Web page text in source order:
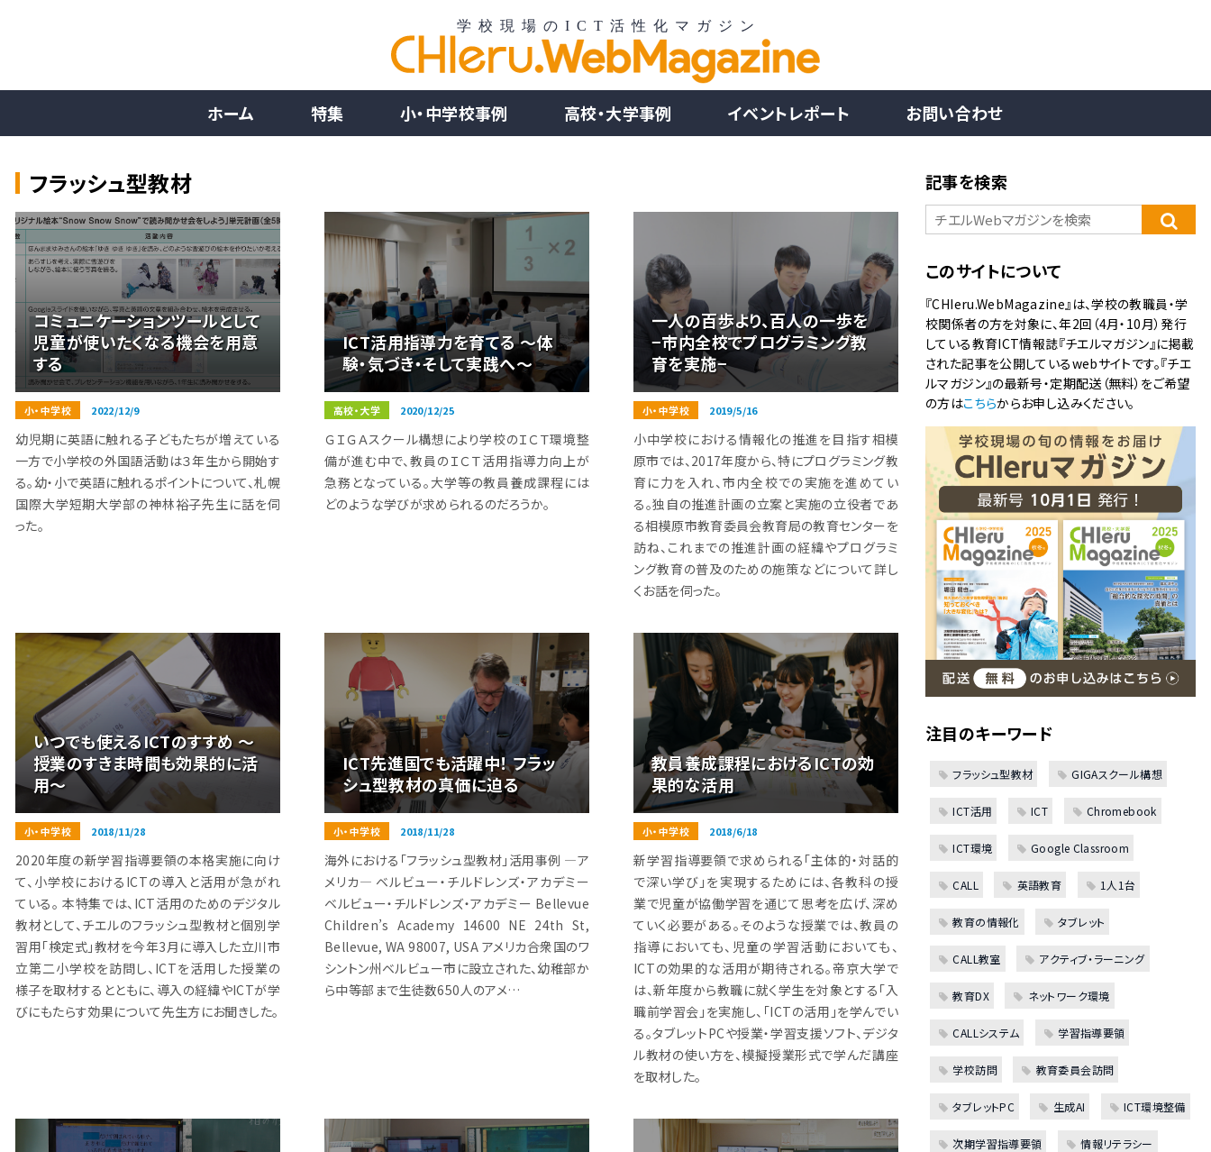
ホーム 特集 小・中学校事例 高校・大学事例 イベントレポート お問い合わせ
フラッシュ型教材
コミュニケーションツールとして
児童が使いたくなる機会を用意
する
小・中学校 2022/12/9
幼児期に英語に触れる子どもたちが増えている
一方で小学校の外国語活動は３年生から開始す
る。幼・小で英語に触れるポイントについて、札幌
国際大学短期大学部の神林裕子先生に話を伺
った。
ICT活用指導力を育てる ～体
験・気づき・そして実践へ～
高校・大学 2020/12/25
ＧＩＧＡスクール構想により学校のＩＣＴ環境整
備が進む中で、教員のＩＣＴ活用指導力向上が
急務となっている。大学等の教員養成課程には
どのような学びが求められるのだろうか。
一人の百歩より、百人の一歩を
−市内全校でプログラミング教
育を実施−
小・中学校 2019/5/16
小中学校における情報化の推進を目指す相模
原市では、2017年度から、特にプログラミング教
育に力を入れ、市内全校での実施を進めてい
る。独自の推進計画の立案と実施の立役者であ
る相模原市教育委員会教育局の教育センターを
訪ね、これまでの推進計画の経緯やプログラミ
ング教育の普及のための施策などについて詳し
くお話を伺った。
いつでも使えるICTのすすめ ～
授業のすきま時間も効果的に活
用～
小・中学校 2018/11/28
2020年度の新学習指導要領の本格実施に向け
て、小学校におけるICTの導入と活用が急がれ
ている。 本特集では、ICT活用のためのデジタル
教材として、チエルのフラッシュ型教材と個別学
習用「検定式」教材を今年3月に導入した立川市
立第二小学校を訪問し、ICTを活用した授業の
様子を取材するとともに、導入の経緯やICTが学
びにもたらす効果について先生方にお聞きした。
ICT先進国でも活躍中！ フラッ
シュ型教材の真価に迫る
小・中学校 2018/11/28
海外における「フラッシュ型教材」活用事例 ―ア
メリカ― ベルビュー・チルドレンズ・アカデミー
ベルビュー・チルドレンズ・アカデミー Bellevue
Children’s Academy 14600 NE 24th St,
Bellevue, WA 98007, USA アメリカ合衆国のワ
シントン州ベルビュー市に設立された、幼稚部か
ら中等部まで生徒数650人のアメ…
教員養成課程におけるICTの効
果的な活用
小・中学校 2018/6/18
新学習指導要領で求められる「主体的・対話的
で深い学び」を実現するためには、各教科の授
業で児童が協働学習を通じて思考を広げ、深め
ていく必要がある。そのような授業では、教員の
指導においても、児童の学習活動においても、
ICTの効果的な活用が期待される。帝京大学で
は、新年度から教職に就く学生を対象とする「入
職前学習会」を実施し、「ICTの活用」を学んでい
る。タブレットPCや授業・学習支援ソフト、デジタ
ル教材の使い方を、模擬授業形式で学んだ講座
を取材した。
記事を検索
このサイトについて
『CHIeru.WebMagazine』は、学校の教職員・学
校関係者の方を対象に、年2回（4月・10月）発行
している教育ICT情報誌『チエルマガジン』に掲載
された記事を公開しているwebサイトです。『チエ
ルマガジン』の最新号・定期配送（無料）をご希望
の方はこちらからお申し込みください。
注目のキーワード
フラッシュ型教材 GIGAスクール構想
ICT活用 ICT Chromebook
ICT環境 Google Classroom
CALL 英語教育 1人1台
教育の情報化 タブレット
CALL教室 アクティブ・ラーニング
教育DX ネットワーク環境
CALLシステム 学習指導要領
学校訪問 教育委員会訪問
タブレットPC 生成AI ICT環境整備
次期学習指導要領 情報リテラシー